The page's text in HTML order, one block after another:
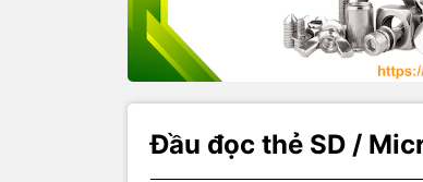
Đầu đọc thẻ SD /